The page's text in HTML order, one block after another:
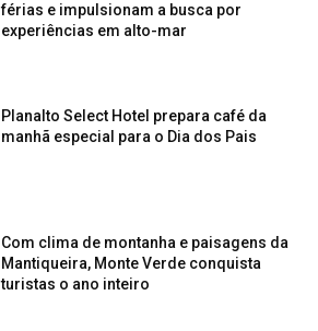
férias e impulsionam a busca por
experiências em alto-mar
Planalto Select Hotel prepara café da
manhã especial para o Dia dos Pais
Com clima de montanha e paisagens da
Mantiqueira, Monte Verde conquista
turistas o ano inteiro